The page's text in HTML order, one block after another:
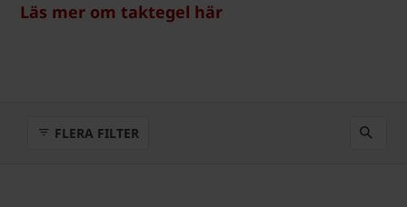
Läs mer om taktegel här
FLERA FILTER